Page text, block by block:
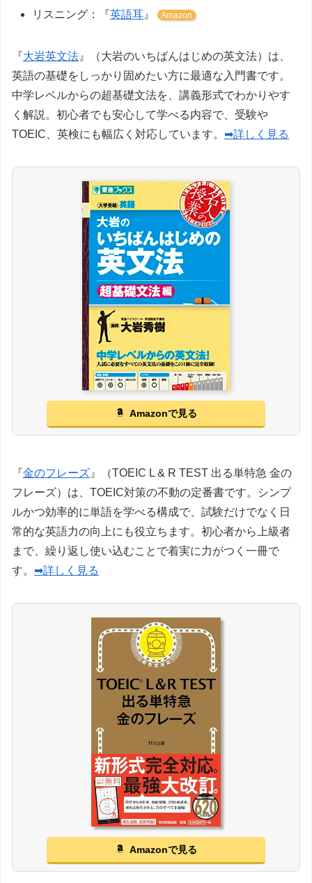
リスニング：『英語耳 』 Amazon
『大岩英文法 』（大岩のいちばんはじめの英文法）は、
英語の基礎をしっかり固めたい方に最適な入門書です。
中学レベルからの超基礎文法を、講義形式でわかりやす
く解説。初心者でも安心して学べる内容で、受験や
TOEIC、英検にも幅広く対応しています。 ➡詳しく見る
Amazonで見る
『金のフレーズ 』（TOEIC L & R TEST 出る単特急 金の
フレーズ）は、TOEIC対策の不動の定番書です。シンプ
ルかつ効率的に単語を学べる構成で、試験だけでなく日
常的な英語力の向上にも役立ちます。初心者から上級者
まで、繰り返し使い込むことで着実に力がつく一冊で
す。 ➡詳しく見る
Amazonで見る